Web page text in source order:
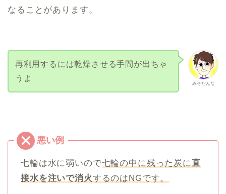
なることがあります。
みそだんな
再利用するには乾燥させる手間が出ちゃ
うよ
七輪は水に弱いので七輪の中に残った炭に直
接水を注いで消火するのはNGです。